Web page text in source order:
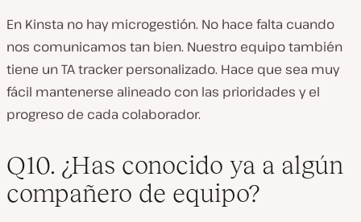
En Kinsta no hay microgestión. No hace falta cuando
nos comunicamos tan bien. Nuestro equipo también
tiene un TA tracker personalizado. Hace que sea muy
fácil mantenerse alineado con las prioridades y el
progreso de cada colaborador.
Q10. ¿Has conocido ya a algún
compañero de equipo?